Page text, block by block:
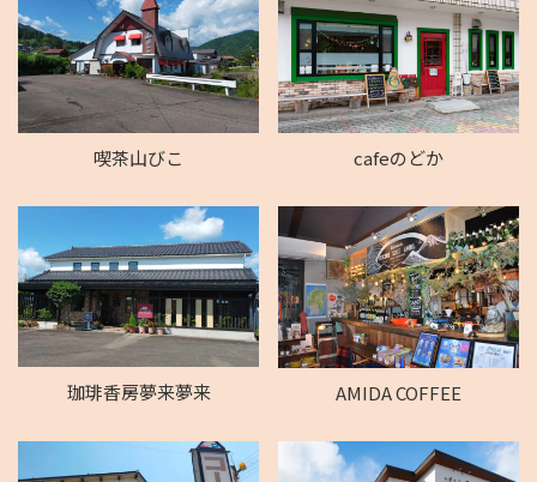
喫茶山びこ cafeのどか
珈琲香房夢来夢来 AMIDA COFFEE